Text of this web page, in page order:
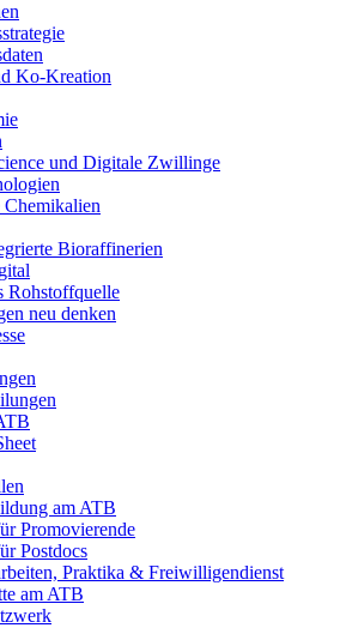
Ko-Kreation
und Digitale Zwillinge
Chemikalien
Bioraffinerien
Rohstoffquelle
neu denken
am ATB
Promovierende
Postdocs
Praktika & Freiwilligendienst
am ATB